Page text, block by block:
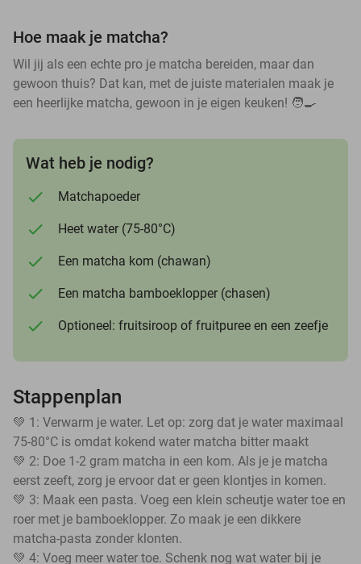
Hoe maak je matcha?
Wil jij als een echte pro je matcha bereiden, maar dan
gewoon thuis? Dat kan, met de juiste materialen maak je
een heerlijke matcha, gewoon in je eigen keuken! 🧑🍳
Wat heb je nodig?
Matchapoeder
Heet water (75-80°C)
Een matcha kom (chawan)
Een matcha bamboeklopper (chasen)
Optioneel: fruitsiroop of fruitpuree en een zeefje
Stappenplan
💚 1: Verwarm je water. Let op: zorg dat je water maximaal
75-80°C is omdat kokend water matcha bitter maakt
💚 2: Doe 1-2 gram matcha in een kom. Als je je matcha
eerst zeeft, zorg je ervoor dat er geen klontjes in komen.
💚 3: Maak een pasta. Voeg een klein scheutje water toe en
roer met je bamboeklopper. Zo maak je een dikkere
matcha-pasta zonder klonten.
💚 4: Voeg meer water toe. Schenk nog wat water bij je